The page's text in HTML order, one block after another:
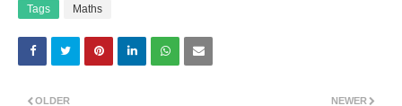
Tags Maths
NEWER
OLDER